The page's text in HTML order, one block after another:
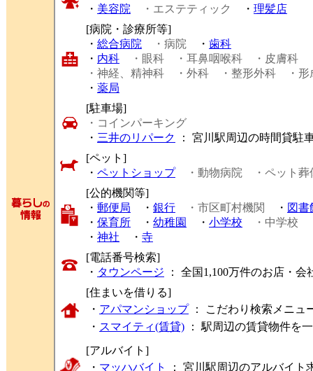
・ 美容院 ・エステティック ・ 理髪店
[病院・診療所等]
・ 総合病院 ・病院 ・ 歯科
・ 内科 ・眼科 ・耳鼻咽喉科 ・皮膚科
・神経、精神科
・外科 ・整形外科
・
・ 薬局
[駐車場]
・コインパーキング
・ 三井のリパーク
： 宮川駅周辺の時間貸駐
[ペット]
・ ペットショップ ・動物病院
・ペット葬
[公的機関等]
・ 郵便局 ・ 銀行 ・市区町村機関 ・ 図書
・ 保育所 ・ 幼稚園 ・ 小学校 ・中学校
・ 神社 ・ 寺
[電話番号検索]
・ タウンページ ： 全国1,100万件のお店・
[住まいを借りる]
・ アパマンショップ： こだわり検索メニュ
・ スマイティ(賃貸) ： 駅周辺の賃貸物件を
[アルバイト]
・ マッハバイト ： 宮川駅周辺のアルバイト